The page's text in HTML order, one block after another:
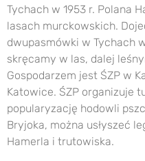
Tychach w 1953 r. Polana
lasach murckowskich.
dwupasmówki w Tychach
skręcamy w las, dalej
Gospodarzem jest ŚZP w
Katowice. ŚZP organizuje
popularyzację hodowli
Bryjoka, można usłyszeć
Hamerla i trutowiska.